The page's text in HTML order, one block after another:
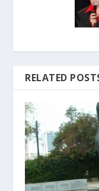
RELATED